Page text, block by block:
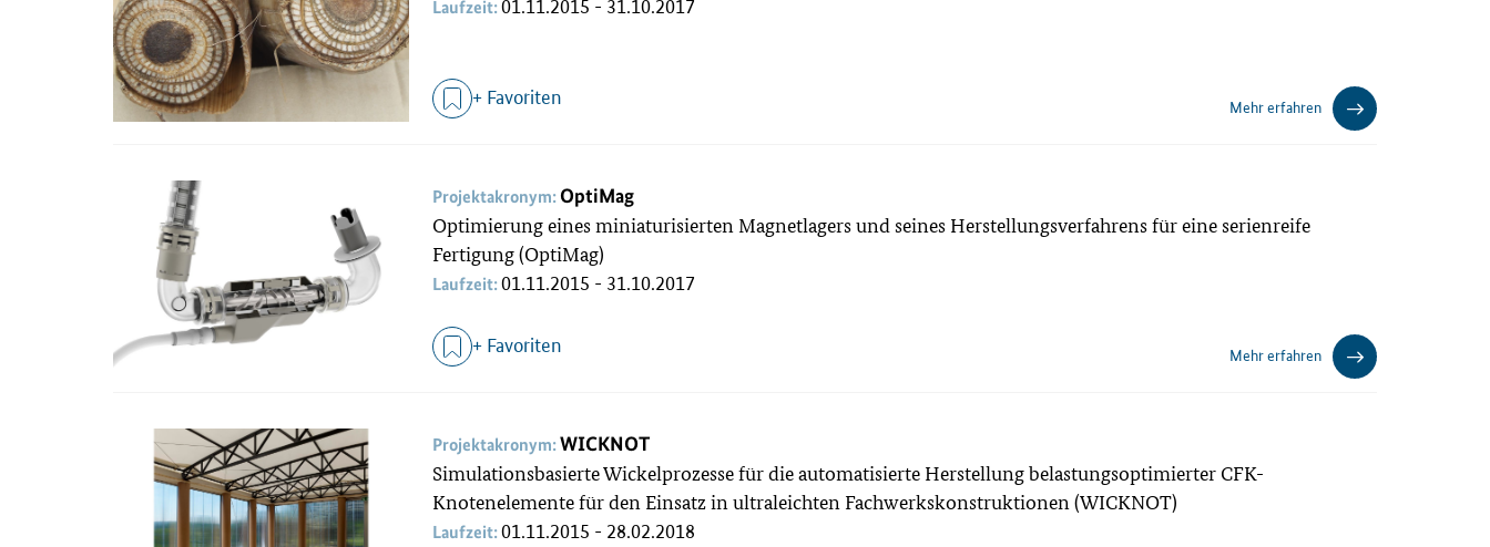
Laufzeit:01.11.2015 - 31.10.2017
+ Favoriten Mehr erfahren
Projektakronym: OptiMag
Optimierung eines miniaturisierten Magnetlagers und seines Herstellungsverfahrens für eine serienreife
Fertigung (OptiMag)
Laufzeit:01.11.2015 - 31.10.2017
+ Favoriten Mehr erfahren
Projektakronym:WICKNOT
Simulationsbasierte Wickelprozesse für die automatisierte Herstellung belastungsoptimierter CFK-
Knotenelemente für den Einsatz in ultraleichten Fachwerkskonstruktionen (WICKNOT)
Laufzeit:01.11.2015 - 28.02.2018